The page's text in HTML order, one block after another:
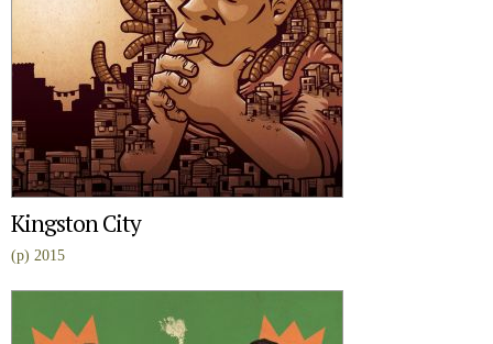
Kingston City
(p) 2015